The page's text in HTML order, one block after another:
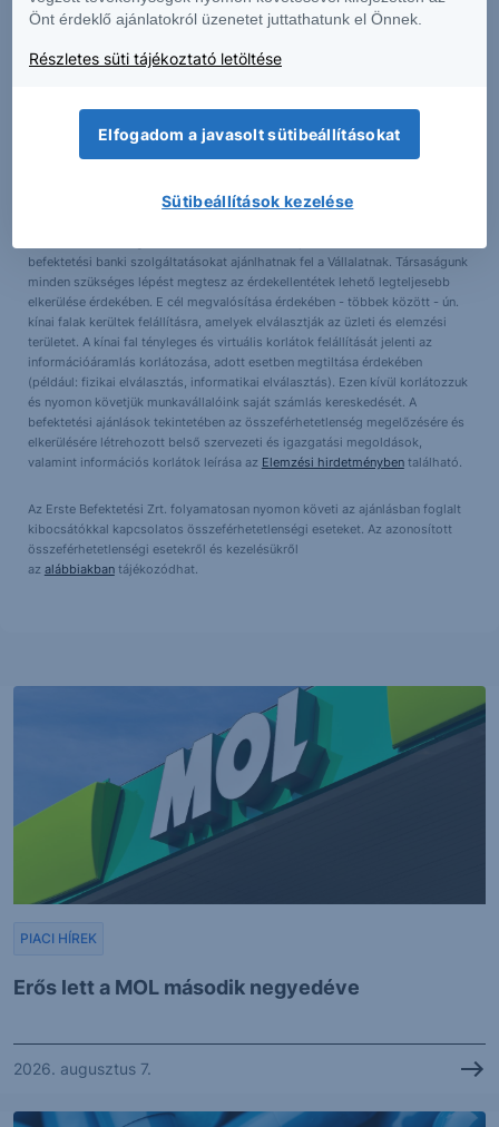
kockázatokat is – a weboldalunkon található
Erste Market Dokumentumok –
Erste Marketanyagokban érthető el. A társaságunk által terjesztett
megtalálhatók az adott instrumentumra esetlegesen adott is.
Összeférhetetlenségi nyilatkozat
A Társaság képviselői és alkalmazottai a törvények által lehetővé tett
kapcsolatos opciókkal, warrantokkal vagy jogokkal, vagy a Vállalat pénzügyi
befektetési banki szolgáltatásokat ajánlhatnak fel a Vállalatnak. Társaságunk
minden szükséges lépést megtesz az érdekellentétek lehető legteljesebb
elkerülése érdekében. E cél megvalósítása érdekében - többek között - ún.
kínai falak kerültek felállításra, amelyek elválasztják az üzleti és elemzési
területet. A kínai fal tényleges és virtuális korlátok felállítását jelenti az
információáramlás korlátozása, adott esetben megtiltása érdekében
(például: fizikai elválasztás, informatikai elválasztás). Ezen kívül korlátozzuk
és nyomon követjük munkavállalóink saját számlás kereskedését. A
befektetési ajánlások tekintetében az összeférhetetlenség megelőzésére és
elkerülésére létrehozott belső szervezeti és igazgatási megoldások,
valamint információs korlátok leírása az Elemzési hirdetménybentalálható.
Az Erste Befektetési Zrt. folyamatosan nyomon követi az ajánlásban foglalt
kibocsátókkal kapcsolatos összeférhetetlenségi eseteket. Az azonosított
összeférhetetlenségi esetekről és kezelésükről
az alábbiakbantájékozódhat.
Erős lett a MOL második negyedéve
PIACI HÍREK
2026. augusztus 7.
Önt érdeklő ajánlatokról üzenetet juttathatunk el Önnek.
Részletes süti tájékoztató letöltése
Elfogadom a javasolt sütibeállításokat
Sütibeállítások kezelése